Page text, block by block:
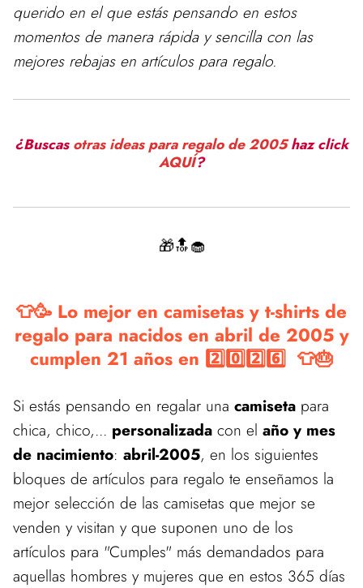
querido en el que estás pensando en estos
momentos de manera rápida y sencilla con las
mejores rebajas en artículos para regalo.
¿Buscasotras ideas para regalo de 2005haz click
AQUÍ?
🎁🔝🧁
👕🥳 Lo mejor en camisetas y t-shirts de
regalo para nacidos en abril de 2005 y
cumplen 21 años en 2️⃣0️⃣2️⃣6️⃣ 👕🎂
Si estás pensando en regalar una camiseta para
chica, chico,... personalizada con el año y mes
de nacimiento: abril-2005, en los siguientes
bloques de artículos para regalo te enseñamos la
mejor selección de las camisetas que mejor se
venden y visitan y que suponen uno de los
artículos para "Cumples" más demandados para
aquellas hombres y mujeres que en estos 365 días